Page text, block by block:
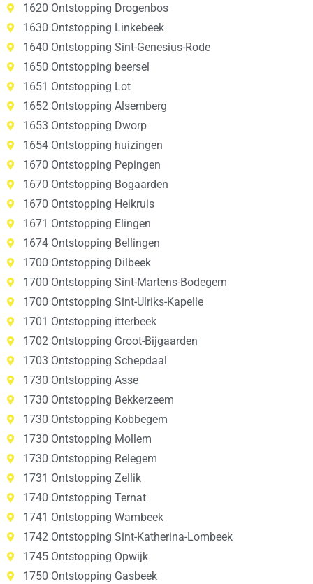
1620 Ontstopping Drogenbos
1630 Ontstopping Linkebeek
1640 Ontstopping Sint-Genesius-Rode
1650 Ontstopping beersel
1651 Ontstopping Lot
1652 Ontstopping Alsemberg
1653 Ontstopping Dworp
1654 Ontstopping huizingen
1670 Ontstopping Pepingen
1670 Ontstopping Bogaarden
1670 Ontstopping Heikruis
1671 Ontstopping Elingen
1674 Ontstopping Bellingen
1700 Ontstopping Dilbeek
1700 Ontstopping Sint-Martens-Bodegem
1700 Ontstopping Sint-Ulriks-Kapelle
1701 Ontstopping itterbeek
1702 Ontstopping Groot-Bijgaarden
1703 Ontstopping Schepdaal
1730 Ontstopping Asse
1730 Ontstopping Bekkerzeem
1730 Ontstopping Kobbegem
1730 Ontstopping Mollem
1730 Ontstopping Relegem
1731 Ontstopping Zellik
1740 Ontstopping Ternat
1741 Ontstopping Wambeek
1742 Ontstopping Sint-Katherina-Lombeek
1745 Ontstopping Opwijk
1750 Ontstopping Gasbeek